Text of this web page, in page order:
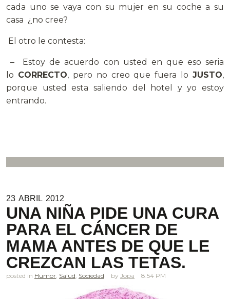
cada uno se vaya con su mujer en su coche a su
casa ¿no cree?
El otro le contesta:
– Estoy de acuerdo con usted en que eso seria
lo CORRECTO, pero no creo que fuera lo JUSTO,
porque usted esta saliendo del hotel y yo estoy
entrando.
23 ABRIL 2012
UNA NIÑA PIDE UNA CURA
PARA EL CÁNCER DE
MAMA ANTES DE QUE LE
CREZCAN LAS TETAS.
posted in Humor, Salud, Sociedad Jopa 8.54 PM